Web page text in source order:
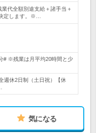
代全額別途支給＋諸手当＋
定します。※…
# ※残業は月平均20時間と少
休2日制（土日祝）【休
気になる